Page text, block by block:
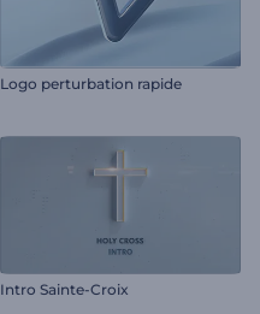
Logo perturbation rapide
Intro Sainte-Croix